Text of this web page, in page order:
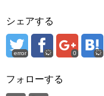
シェアする
error 0
フォローする